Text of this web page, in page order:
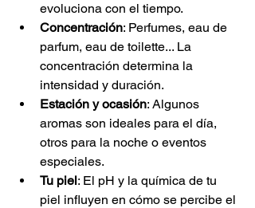
evoluciona con el tiempo.
Concentración: Perfumes, eau de
parfum, eau de toilette... La
concentración determina la
intensidad y duración.
Estación y ocasión: Algunos
aromas son ideales para el día,
otros para la noche o eventos
especiales.
Tu piel: El pH y la química de tu
piel influyen en cómo se percibe el